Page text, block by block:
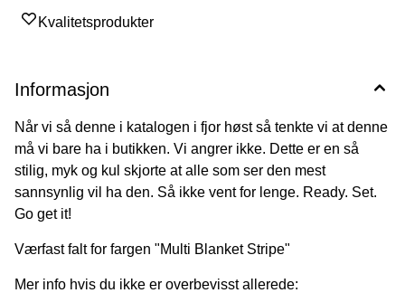
Kvalitetsprodukter
Informasjon
Når vi så denne i katalogen i fjor høst så tenkte vi at denne
må vi bare ha i butikken. Vi angrer ikke. Dette er en så
stilig, myk og kul skjorte at alle som ser den mest
sannsynlig vil ha den. Så ikke vent for lenge. Ready. Set.
Go get it!
Værfast falt for fargen "Multi Blanket Stripe"
Mer info hvis du ikke er overbevisst allerede: